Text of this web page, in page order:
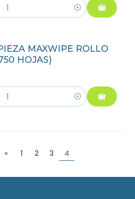
MAXWIPE ROLLO
HOJAS)
« 1 2 3 4